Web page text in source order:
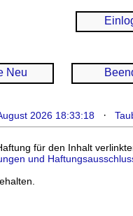
Neu
2026 18:33:18·
für den Inhalt
und